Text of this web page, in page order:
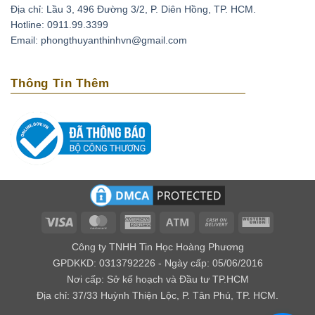
Thạch anh tím có thể xoa dịu những cơn đau đầu do
căng thẳng, stress bằng cách đặt chúng lên trán. Ngoài
ra loại đá này còn có tác dụng phục hồi tuần hoàn máu,
mạch máu não.
từ tiếng Hy lạp là amethytos, nó có nghĩa là không say.
Vì vậy người xưa thường dùng loại đá quý này để giải
độc rượu và các loại chất độc khác. Nếu bạn bỏ viên đá
này trong nguồn nước uống, điều kỳ diệu sẽ xảy ra đó
là chúng mang lại năng lượng tốt cho nguồn nước.
Về mặt tâm linh
Theo kinh Vê Đa của Ấn Độ, người ta cho rằng thạch
anh tím có khả năng giúp kiểm soát được cảm xúc, xoa
dịu âu lo, làm cho con người có ý nghĩa tốt lành.
Đối với các nhà trường sinh học thì lại cho rằng đây là
Địa chỉ: Lầu 3, 496 Đường 3/2, P. Diên Hồng, TP. HCM.
Hotline: 0911.99.3399
Email: phongthuyanthinhvn@gmail.com
Thông Tin Thêm
Visa MasterCardAmerican
Atm
Cash
Delivery
Western
Công ty TNHH Tin Học Hoàng Phương
GPDKKD: 0313792226 - Ngày cấp: 05/06/2016
Nơi cấp: Sở kế hoạch và Đầu tư TP.HCM
Địa chỉ: 37/33 Huỳnh Thiện Lộc, P. Tân Phú, TP. HCM.